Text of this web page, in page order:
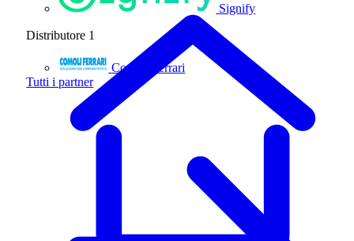
Signify
Distributore 1
Comoli Ferrari
Tutti i partner